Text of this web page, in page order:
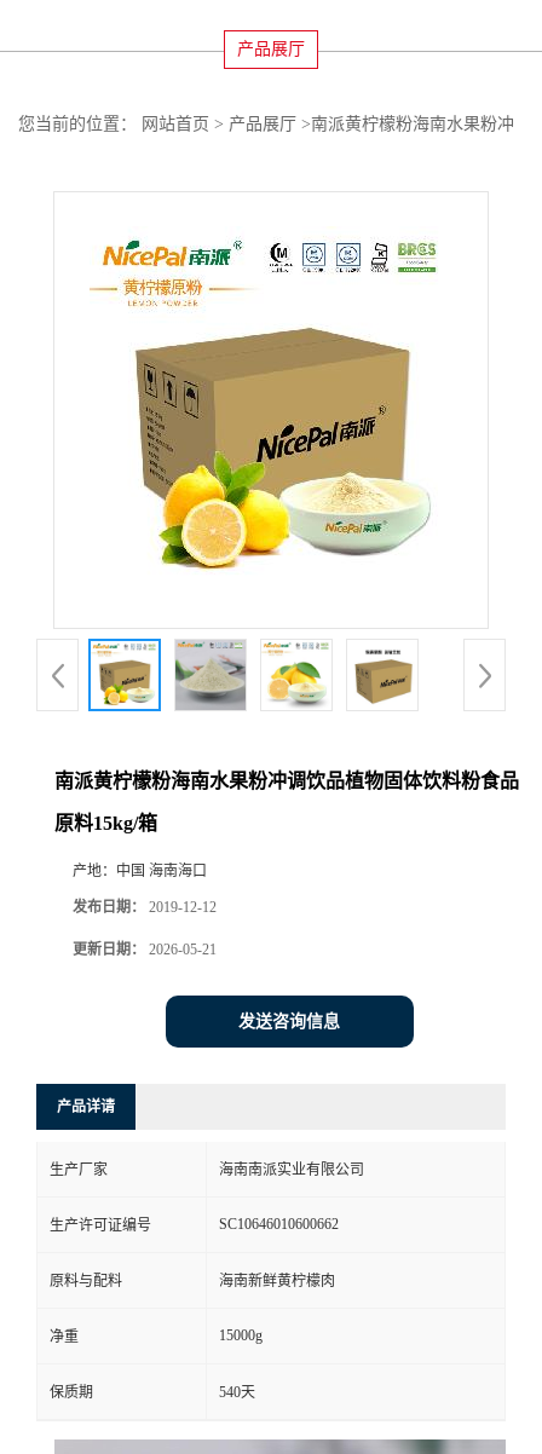
产品展厅
您当前的位置： 网站首页 > 产品展厅 >南派黄柠檬粉海南水果粉冲
南派黄柠檬粉海南水果粉冲调饮品植物固体饮料粉食品
原料15kg/箱
产地： 中国 海南海口
发布日期： 2019-12-12
更新日期： 2026-05-21
发送咨询信息
产品详请
生产厂家 海南南派实业有限公司
生产许可证编号 SC10646010600662
原料与配料 海南新鲜黄柠檬肉
净重 15000g
保质期 540天